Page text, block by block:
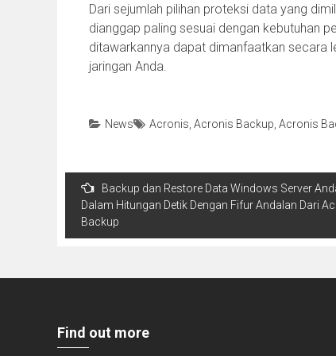
Dari sejumlah pilihan proteksi data yang
dianggap paling sesuai dengan kebutuhan
ditawarkannya dapat dimanfaatkan secara
jaringan Anda.
News Acronis Acronis Backup Acronis
Post
navigation
Backup dan Restore Data Windows Server
Dalam Hitungan Detik Dengan Fifur Andalan Dari
Backup
Find out more